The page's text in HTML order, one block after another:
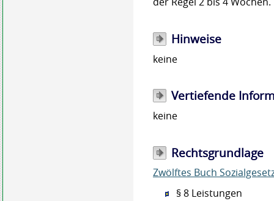
Hinweise
keine
Vertiefende
keine
Rechtsgrundlage
Zwölftes Buch
§ 8 Leistungen